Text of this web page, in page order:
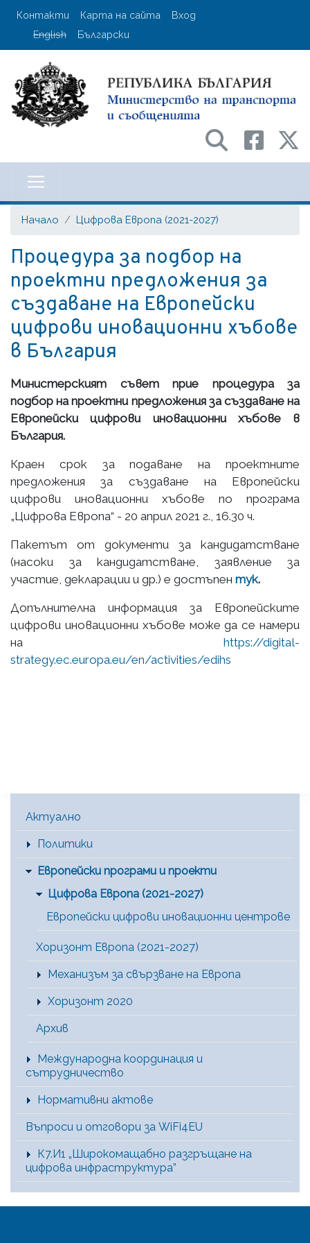
Премини
User account menu
Контакти Карта на сайта
Вход
English
Български
на транспорта
Начало Цифрова Европа (2021-2027)
Процедура за подбор на
проектни предложения за
създаване на Европейски
цифрови иновационни хъбове
в България
Министерският съвет прие процедура за
подбор на проектни предложения за създаване на
Европейски цифрови иновационни хъбове в
България.
Краен срок за подаване на проектните
предложения за създаване на Европейски
цифрови иновационни хъбове по програма
„Цифрова Европа“ - 20 април 2021 г., 16.30 ч.
Пакетът от документи за кандидатстване
(насоки за кандидатстване, заявление за
участие, декларации и др.) е достъпен тук.
Допълнителна информация за Европейските
цифрови иновационни хъбове може да се намери
на https://digital-
strategy.ec.europa.eu/en/activities/edihs
Main Menu [BG]
Актуално
Политики
Европейски програми и проекти
Цифрова Европа (2021-2027)
Европейски цифрови иновационни центрове
Хоризонт Европа (2021-2027)
Механизъм за свързване на Европа
Хоризонт 2020
Архив
Международна координация и
сътрудничество
Нормативни актове
Въпроси и отговори за WiFi4EU
К7.И1 „Широкомащабно разгръщане на
цифрова инфраструктура”